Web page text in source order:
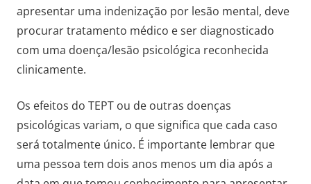
apresentar uma indenização por lesão mental, deve
procurar tratamento médico e ser diagnosticado
com uma doença/lesão psicológica reconhecida
clinicamente.
Os efeitos do TEPT ou de outras doenças
psicológicas variam, o que significa que cada caso
será totalmente único. É importante lembrar que
uma pessoa tem dois anos menos um dia após a